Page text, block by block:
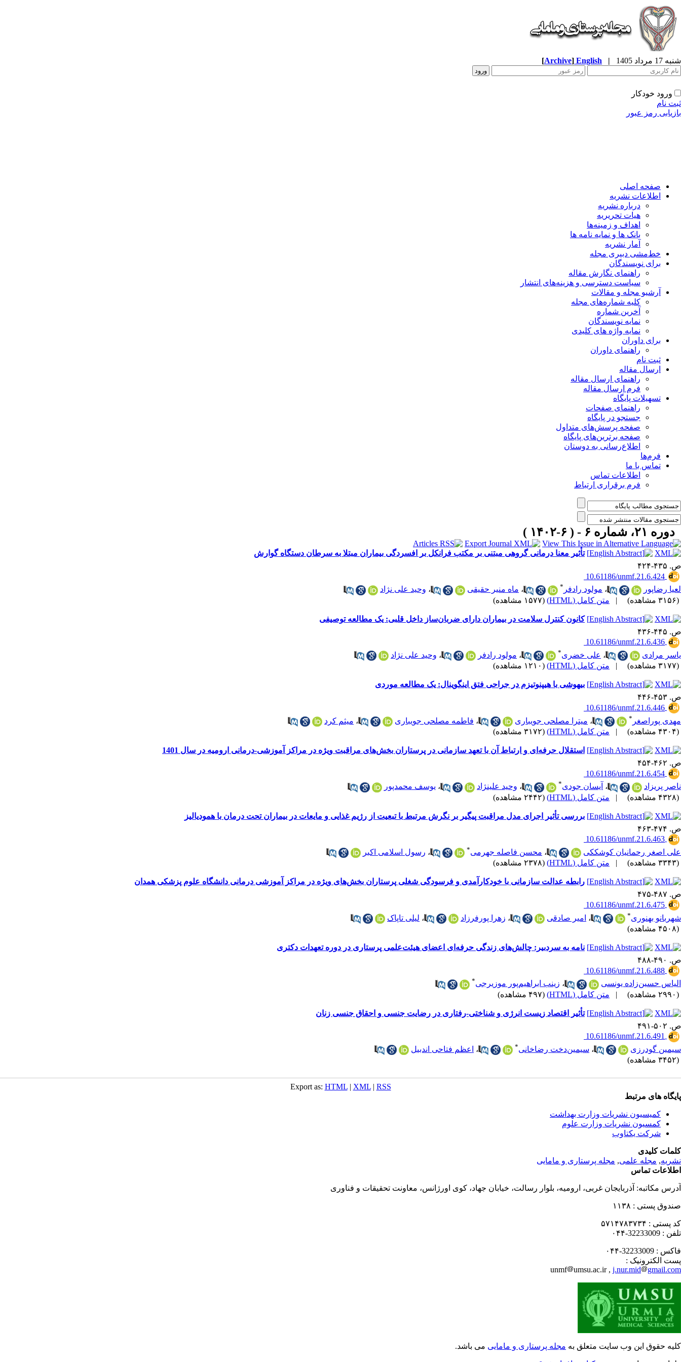
شنبه 17 مرداد 1405 |
English
[Archive]
ورود خودکار
ثبت نام
بازیابی رمز عبور
صفحه اصلی
اطلاعات نشریه
درباره نشریه
هیات تحریریه
اهداف و زمینه‌ها
بانک ها و نمایه نامه ها
آمار نشریه
خط‌مشی دبیری مجله
برای نویسندگان
راهنمای نگارش مقاله
سیاست دسترسی و هزینه‌های انتشار
آرشیو مجله و مقالات
کلیه شماره‌های مجله
آخرین شماره
نمایه نویسندگان
نمایه واژه های کلیدی
برای داوران
راهنمای داوران
ثبت نام
ارسال مقاله
راهنمای ارسال مقاله
فرم ارسال مقاله
تسهیلات پایگاه
راهنمای صفحات
جستجو در پایگاه
صفحه پرسش‌های متداول
صفحه برترین‌های پایگاه
اطلاع‌رسانی به دوستان
فرم‌ها
تماس با ما
اطلاعات تماس
فرم برقراری ارتباط
دوره ۲۱، شماره ۶ - ( ۶-۱۴۰۲ )
تأثیر معنا درمانی گروهی مبتنی بر مکتب فرانکل بر افسردگی بیماران مبتلا به سرطان دستگاه گوارش
ص. ۴۳۵-۴۲۴
‎ 10.61186/unmf.21.6.424
لعیا رضاپور
، مولود رادفر * ، ماه منیر حقیقی ، وحید علی نژاد
(۳۱۵۶ مشاهده)
| متن کامل (HTML) (۱۵۷۷ مشاهده)
کانون کنترل سلامت در بیماران دارای ضربان‌ساز داخل قلبی: یک مطالعه توصیفی
ص. ۴۴۵-۴۳۶
‎ 10.61186/unmf.21.6.436
یاسر مرادی
، علی خضری* ، مولود رادفر ، وحید علی نژاد
(۳۱۷۷ مشاهده)
| متن کامل (HTML) (۱۲۱۰ مشاهده)
بیهوشی با هیپنوتیزم در جراحی فتق اینگوینال: یک مطالعه موردی
ص. ۴۵۳-۴۴۶
‎ 10.61186/unmf.21.6.446
مهدی پوراصغر * ، میترا مصلحی جویباری ، فاطمه مصلحی جویباری ، میثم کرد
(۴۳۰۴ مشاهده)
| متن کامل (HTML) (۳۱۷۲ مشاهده)
استقلال حرفه‌ای و ارتباط آن با تعهد سازمانی در پرستاران بخش‌های مراقبت ویژه در مراکز آموزشی-درمانی ارومیه در سال 1401
ص. ۴۶۲-۴۵۴
‎ 10.61186/unmf.21.6.454
ناصر پریزاد
، آیسان جودی* ، وحید علینژاد ، یوسف محمدپور
(۴۳۲۸ مشاهده)
| متن کامل (HTML) (۲۴۴۲ مشاهده)
بررسی تأثیر اجرای مدل مراقبت پیگیر بر نگرش مرتبط با تبعیت از رژیم غذایی و مایعات در بیماران تحت درمان با همودیالیز
ص. ۴۷۴-۴۶۳
‎ 10.61186/unmf.21.6.463
علی اصغر رحمانیان کوشککی
، محسن فاصله جهرمی* ، رسول اسلامی اکبر
(۳۳۴۳ مشاهده)
| متن کامل (HTML) (۲۳۷۸ مشاهده)
رابطه عدالت سازمانی با خودکارآمدی و فرسودگی شغلی پرستاران بخش‌های ویژه در مراکز آموزشی درمانی دانشگاه علوم پزشکی همدان
ص. ۴۸۷-۴۷۵
‎ 10.61186/unmf.21.6.475
شهربانو بهنوری* ، امیر صادقی ، زهرا پورفرزاد ، لیلی تاپاک
(۴۵۰۸ مشاهده)
نامه به سردبیر: چالش‌های زندگی حرفه‌ای اعضای هیئت‌علمی پرستاری در دوره تعهدات دکتری
ص. ۴۹۰-۴۸۸
‎ 10.61186/unmf.21.6.488
الیاس حسین‌زاده یونسی
، زینب ابراهیم‌پور موزیرجی*
(۲۹۹۰ مشاهده) | متن کامل (HTML) (۴۹۷ مشاهده)
تأثیر اقتصاد زیست انرژی و شناختی-رفتاری در رضایت جنسی و احقاق جنسی زنان
ص. ۵۰۲-۴۹۱
‎ 10.61186/unmf.21.6.491
سیمین گودرزی
، سیمین‌دخت رضاخانی* ،
اعظم فتاحی اندبیل
(۳۴۵۲ مشاهده)
Export as: HTML| XML| RSS
پایگاه های مرتبط
کمیسیون نشریات وزارت بهداشت
کمسیون نشریات وزارت علوم
شرکت یکتاوب
کلمات کلیدی
نشریه, مجله علمی, مجله پرستاری و مامایی
اطلاعات تماس
آدرس مکاتبه: آذربایجان غربی، ارومیه، بلوار رسالت، خیابان جهاد، کوی اورژانس، معاونت تحقیقات و فناوری
صندوق پستی : ۱۱۳۸
کد پستی : ۵۷۱۴۷۸۳۷۳۴
تلفن : 32233009-۰۴۴
فاکس : 32233009-۰۴۴
پست الکترونیک :
unmf
umsu.ac.ir , j.nur.mid gmail.com
کلیه حقوق این وب سایت متعلق به مجله پرستاری و مامایی می باشد.